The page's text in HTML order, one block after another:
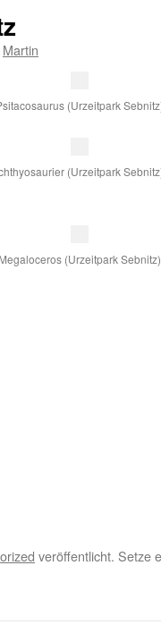
Martin
(Urzeitpark
(Urzeitpark
Megaloceros (Urzeitpark Sebnitz)
veröffentlicht. Setze